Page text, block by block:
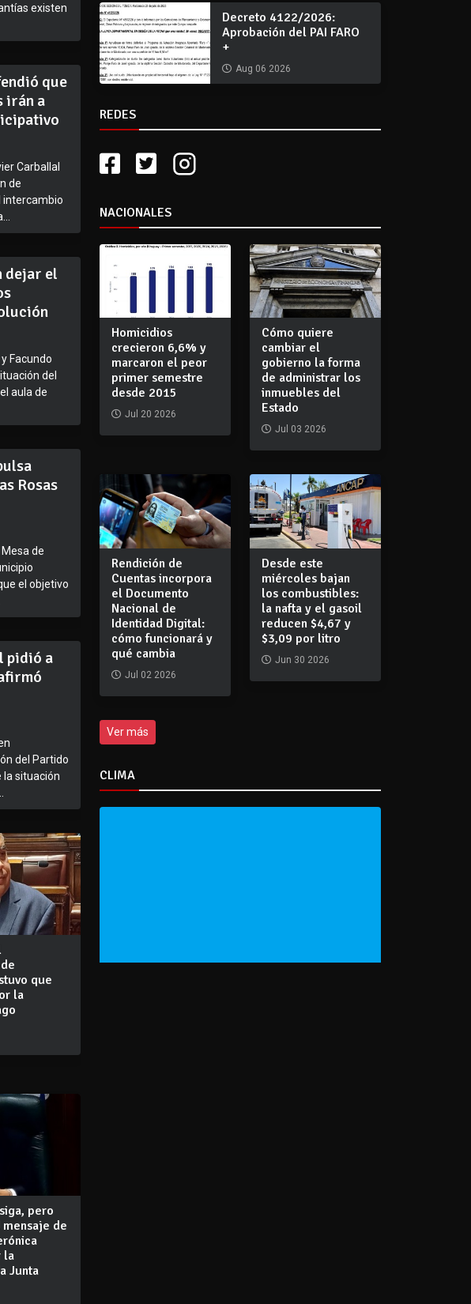
existen
que
irán a
Carballal
de
intercambio
dejar el
Facundo
del
aula de
Rosas
de
el objetivo
pidió a
del Partido
la situación
que
la
pero
de
la
Junta
Decreto 4122/2026:
Aprobación del PAI FARO
+
Aug 06 2026
REDES
NACIONALES
Homicidios
crecieron 6,6% y
marcaron el peor
primer semestre
desde 2015
Jul 20 2026
Cómo quiere
cambiar el
gobierno la forma
de administrar los
inmuebles del
Estado
Jul 03 2026
Rendición de
Cuentas incorpora
el Documento
Nacional de
Identidad Digital:
cómo funcionará y
qué cambia
Jul 02 2026
Desde este
miércoles bajan
los combustibles:
la nafta y el gasoil
reducen $4,67 y
$3,09 por litro
Jun 30 2026
Ver más
CLIMA